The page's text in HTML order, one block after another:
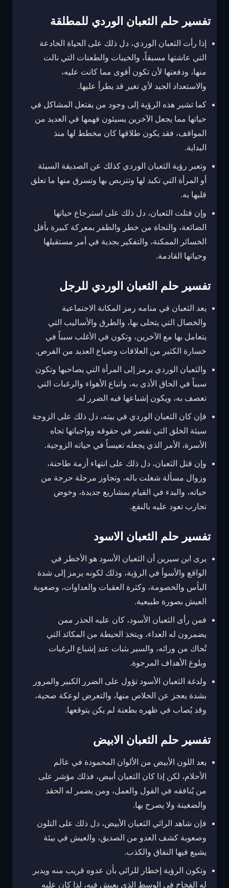
تفسير حلم الثعبان الوردي للمطلقة
إذا رأت الثعبان الوردي، دل ذلك على الحياة الخادعة
التي عاشتها مسبقاً، والخيبات والطعنات التي نالت
منها، ودفعتها لأن تكون أقوى مما كانت عليه،
والاستعداد الجيد لأي تغير قد يطرأ عليها.
كما تشير هذه الرؤية إلى وجود من يفتعل المشاكل في
حياتها مما يجعل الآخرين يسيئون فهمها في العديد من
المواقف، فقد يكون طلاقها كان مخطط لها منذ
البداية.
وتعبر رؤية الثعبان الوردي كذلك عن الصديقة السيئة
أو المرأة التي تكيد لها وتتربص بها وتسرق منها ما تعلق
قلبها به.
وإن قتلت الثعبان، دل ذلك على استرجاع حياتها
الضائعة، والنجاة من خطر والظفر بمعركة كبيرة بأقل
الخسائر الممكنة، والتفكير بجدية في أمر مستقبلها
وحياتها القادمة.
تفسير حلم الثعبان الوردي للرجل
يعد الثعبان في منامه رمز المكانة الاجتماعية
والخصال التي يتحلى بها، والطرق والأساليب التي
يتعامل بها مع الآخرين، وتكون في الأغلب سبباً في
خسارة الكثير من العلاقات وضياع العديد من الفرص.
والثعبان الوردي يرمز إلى المرأة التي يصاحبها وتكون
سبباً في الحاق الأذى به، واتباع الأهواء والرغبات التي
تعصف به، ويكون إشباعها فيه الضرر له.
فإن كان الثعبان الوردي في بيته، دل ذلك على الزوجة
سيئة الخلق التي تقصر في حقوقه وواجباتها تجاه
الأسرة، الأمر الذي يجعله تعيساً في حياته الزوجية.
وإن قتل الثعبان، دل ذلك على انتهاء أزمة طاحنة،
وزوال مسألة شغلت باله، وتجاوز مرحلة حرجة من
حياته، والبدء في القيام بمشاريع جديدة، وخوض
تجارب تعود عليه بالنفع.
تفسير حلم الثعبان الاسود
يرى ابن سيرين أن الثعبان الأسود هو الأخطر في
الواقع والأسوأ في الرؤية، وذلك لكونه يرمز إلى شدة
البأس والخصومة، وكثرة العقبات والعداوات، وصعوبة
العيش بصورة طبيعية.
فمن رأى الثعبان الأسود، كان عليه الحذر ممن
يضمرون له العداء، ويتخذ الحيطة من المكائد التي
تُحاك من ورائه، والسير بثبات عند إشباع الرغبات
وبلوغ الأهداف المرجوة.
ولدغة الثعبان الأسود تؤول على الضرر الكبير والمرور
بشدة يعجز عن الخلاص منها، والتعرض لوعكة صحية،
وقد يُصاب في ظهره بطعنة لم يكن يتوقعها.
تفسير حلم الثعبان الابيض
يعد اللون الأبيض من الألوان المحمودة في عالم
الأحلام، لكن إذا كان الثعبان أبيض، فذلك مؤشر على
من يُنافقه في القول والعمل، ومن يضمر له الحقد
والضغينة ولا يصرح بها.
فإن شاهد الرائي الثعبان الأبيض، دل ذلك على التلون
وصعوبة كشف العدو من الصديق، والعيش في بيئة
يشيع فيها النفاق والكذب.
وتكون الرؤية إخطار للرائي بأن عدوه قريب منه ويدبر
له الفخاخ في الوسط الذي يعيش فيه، لذا كان عليه